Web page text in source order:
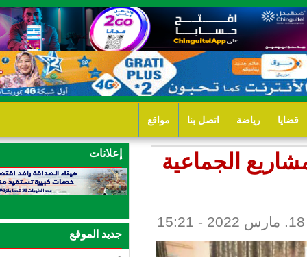
بنا مواقع
إعلانات